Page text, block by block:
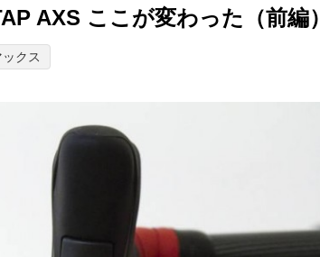
AXS ここが変わった（前編）
クス